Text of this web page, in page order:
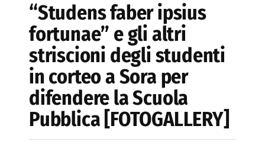
“Studens faber ipsius
fortunae” e gli altri
striscioni degli studenti
in corteo a Sora per
difendere la Scuola
Pubblica [FOTOGALLERY]